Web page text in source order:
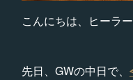
こんにちは、ヒーラ
先日、GWの中日で、